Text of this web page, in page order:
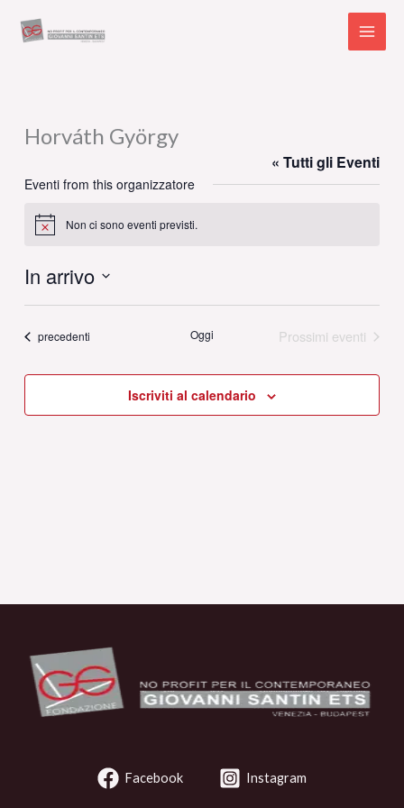
Horváth György
« Tutti gli Eventi
Eventi from this organizzatore
Notice Non ci sono eventi previsti.
In arrivo
data.
Eventi
precedenti Oggi Prossimi eventi
Iscriviti al calendario
Facebook Instagram